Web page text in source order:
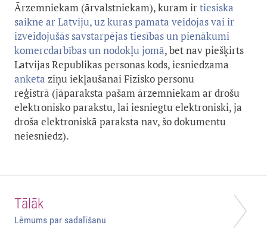
Ārzemniekam (ārvalstniekam), kuram irtiesiska
saikne ar Latviju, uz kuras pamata veidojas vai ir
izveidojušās savstarpējas tiesības un pienākumi
komercdarbības un nodokļu jomā, bet nav piešķirts
Latvijas Republikas personas kods, iesniedzama
anketa ziņu iekļaušanai Fizisko personu
reģistrā (jāparaksta pašam ārzemniekam ar drošu
elektronisko parakstu, lai iesniegtu elektroniski, ja
droša elektroniskā paraksta nav, šo dokumentu
neiesniedz).
Tālāk
Lēmums par sadalīšanu